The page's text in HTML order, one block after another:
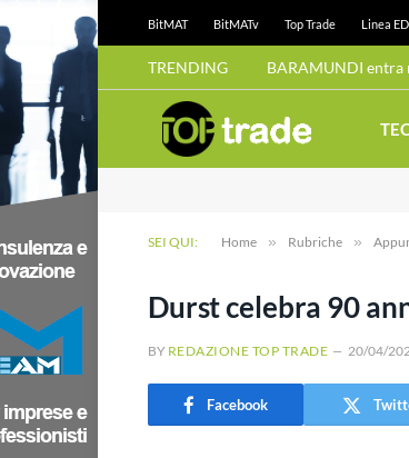
BitMAT BitMATv Top Trade Linea
TRENDING BARAMUNDI entra
SEI QUI: Home » Rubriche »
Durst celebra 90
BY REDAZIONE TOP TRADE 20/04/
Facebook